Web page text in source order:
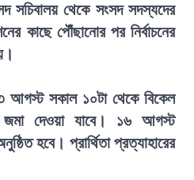
সচিবালয় থেকে সংসদ সদস্যদের
কাছে পৌঁছানোর পর নির্বাচনের
আগস্ট সকাল ১০টা থেকে বিকেল
জমা দেওয়া যাবে। ১৬ আগস্ট
হবে। প্রার্থিতা প্রত্যাহারের